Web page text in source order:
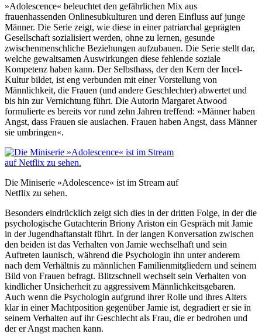
»Adolescence« beleuchtet den gefährlichen Mix aus
frauenhassenden Onlinesubkulturen und deren Einfluss auf junge
Männer. Die Serie zeigt, wie diese in einer patriarchal geprägten
Gesellschaft sozialisiert werden, ohne zu lernen, gesunde
zwischenmenschliche Beziehungen aufzubauen. Die Serie stellt dar,
welche gewaltsamen Auswirkungen diese fehlende soziale
Kompetenz haben kann. Der Selbsthass, der den Kern der Incel-
Kultur bildet, ist eng verbunden mit einer Vorstellung von
Männlichkeit, die Frauen (und andere Geschlechter) abwertet und
bis hin zur Vernichtung führt. Die Autorin Margaret Atwood
formulierte es bereits vor rund zehn Jahren treffend: »Männer haben
Angst, dass Frauen sie auslachen. Frauen haben Angst, dass Männer
sie umbringen«.
Die Miniserie »Adolescence« ist im Stream auf
Netflix zu sehen.
Besonders eindrücklich zeigt sich dies in der dritten Folge, in der die
psychologische Gutachterin Briony Ariston ein Gespräch mit Jamie
in der Jugendhaftanstalt führt. In der langen Konversation zwischen
den beiden ist das Verhalten von Jamie wechselhaft und sein
Auftreten launisch, während die Psychologin ihn unter anderem
nach dem Verhältnis zu männlichen Familienmitgliedern und seinem
Bild von Frauen befragt. Blitzschnell wechselt sein Verhalten von
kindlicher Unsicherheit zu aggressivem Männlichkeitsgebaren.
Auch wenn die Psychologin aufgrund ihrer Rolle und ihres Alters
klar in einer Machtposition gegenüber Jamie ist, degradiert er sie in
seinem Verhalten auf ihr Geschlecht als Frau, die er bedrohen und
der er Angst machen kann.